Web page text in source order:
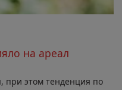
на ареал
при этом тенденция по